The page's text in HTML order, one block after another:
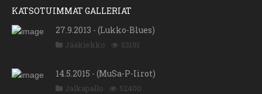
KATSOTUIMMAT GALLERIAT
27.9.2013 - (Lukko-Blues)
Jääkiekko 53191
14.5.2015 - (MuSa-P-Iirot)
Jalkapallo 52400